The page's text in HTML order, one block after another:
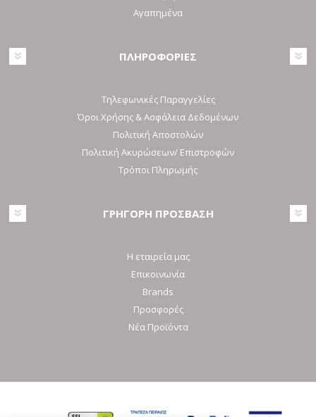
Αγαπημένα
ΠΛΗΡΟΦΟΡΙΕΣ
Τηλεφωνικές Παραγγελίες
Όροι Χρήσης & Ασφάλεια Δεδομένων
Πολιτική Αποστολών
Πολιτική Ακυρώσεων/ Επιστροφών
Τρόποι Πληρωμής
ΓΡΗΓΟΡΗ ΠΡΟΣΒΑΣΗ
Η εταιρεία μας
Επικοινωνία
Brands
Προσφορές
Νέα Προϊόντα